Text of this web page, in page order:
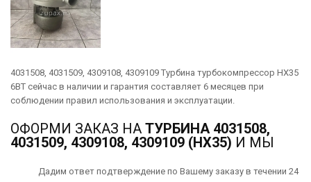
4031508, 4031509, 4309108, 4309109 Турбина турбокомпрессор HX35
6BT сейчас в наличии и гарантия составляет 6 месяцев при
соблюдении правил использования и эксплуатации.
ОФОРМИ ЗАКАЗ НА ТУРБИНА 4031508,
4031509, 4309108, 4309109 (HX35) И МЫ
Дадим ответ подтверждение по Вашему заказу в течении 24